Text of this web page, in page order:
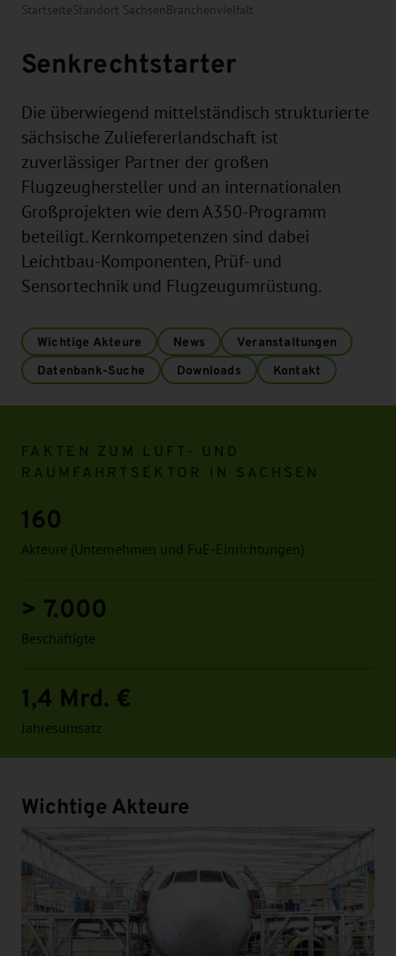
StartseiteStandort Sachsen Branchenvielfalt
Senkrechtstarter
Die überwiegend mittelständisch strukturierte
sächsische Zuliefererlandschaft ist
zuverlässiger Partner der großen
Flugzeughersteller und an internationalen
Großprojekten wie dem A350-Programm
beteiligt. Kernkompetenzen sind dabei
Leichtbau-Komponenten, Prüf- und
Sensortechnik und Flugzeugumrüstung.
Wichtige Akteure News
Veranstaltungen
Datenbank-Suche
Downloads Kontakt
Infomodul
FAKTEN ZUM LUFT- UND
RAUMFAHRTSEKTOR IN SACHSEN
160
Akteure (Unternehmen und FuE-Einrichtungen)
> 7.000
Beschäftigte
1,4 Mrd. €
Jahresumsatz
Wichtige Akteure